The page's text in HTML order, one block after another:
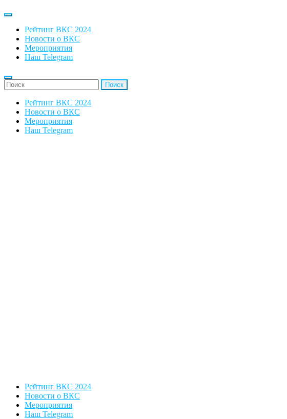
Рейтинг ВКС 2024
Новости о ВКС
Мероприятия
Наш Telegram
'Найти:
Рейтинг ВКС 2024
Новости о ВКС
Мероприятия
Наш Telegram
Рейтинг ВКС 2024
Новости о ВКС
Мероприятия
Наш Telegram